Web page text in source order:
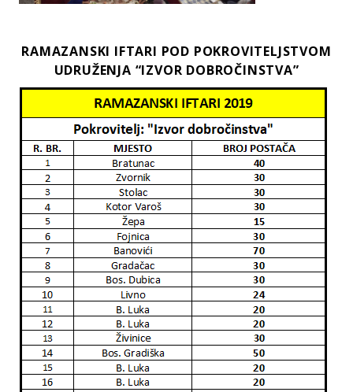
RAMAZANSKI IFTARI POD POKROVITELJSTVOM
UDRUŽENJA “IZVOR DOBROČINSTVA”